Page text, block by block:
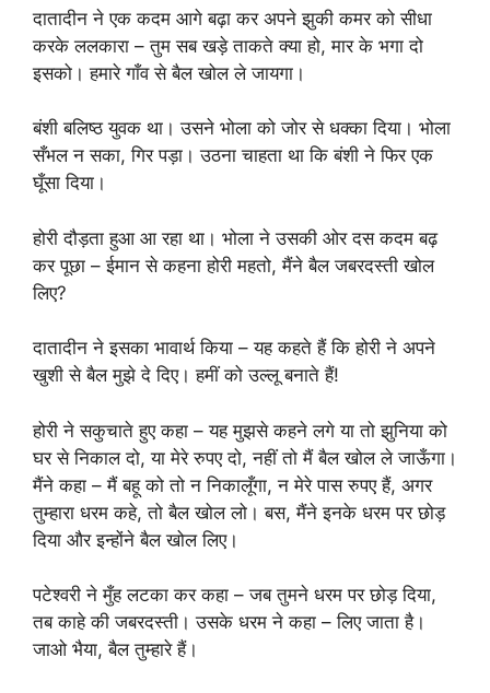
दातादीन ने एक कदम आगे बढ़ा कर अपने झुकी कमर को सीधा
करके ललकारा – तुम सब खड़े ताकते क्या हो, मार के भगा दो
इसको। हमारे गाँव से बैल खोल ले जायगा।
बंशी बलिष्ठ युवक था। उसने भोला को जोर से धक्का दिया। भोला
सँभल न सका, गिर पड़ा। उठना चाहता था कि बंशी ने फिर एक
घूँसा दिया।
होरी दौड़ता हुआ आ रहा था। भोला ने उसकी ओर दस कदम बढ़
कर पूछा – ईमान से कहना होरी महतो, मैंने बैल जबरदस्ती खोल
लिए?
दातादीन ने इसका भावार्थ किया – यह कहते हैं कि होरी ने अपने
खुशी से बैल मुझे दे दिए। हमीं को उल्लू बनाते हैं!
होरी ने सकुचाते हुए कहा – यह मुझसे कहने लगे या तो झुनिया को
घर से निकाल दो, या मेरे रुपए दो, नहीं तो मैं बैल खोल ले जाऊँगा।
मैंने कहा – मैं बहू को तो न निकालूँगा, न मेरे पास रुपए हैं, अगर
तुम्हारा धरम कहे, तो बैल खोल लो। बस, मैंने इनके धरम पर छोड़
दिया और इन्होंने बैल खोल लिए।
पटेश्वरी ने मुँह लटका कर कहा – जब तुमने धरम पर छोड़ दिया,
तब काहे की जबरदस्ती। उसके धरम ने कहा – लिए जाता है।
जाओ भैया, बैल तुम्हारे हैं।